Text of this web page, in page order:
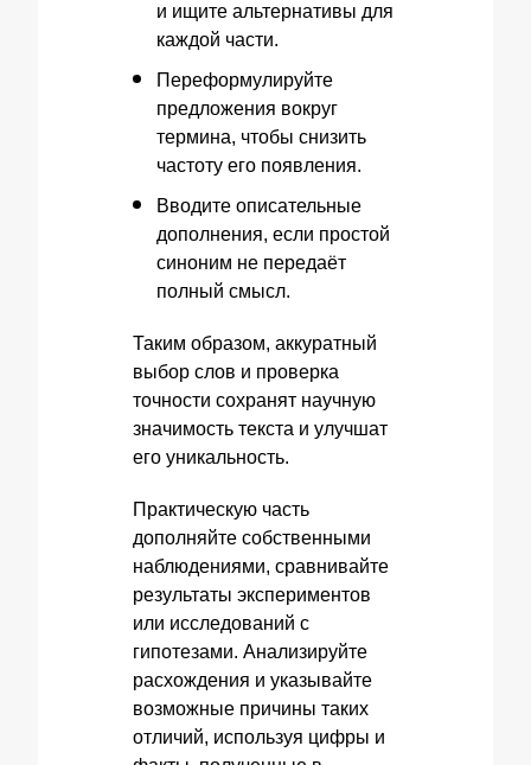
и ищите альтернативы для
каждой части.
Переформулируйте
предложения вокруг
термина, чтобы снизить
частоту его появления.
Вводите описательные
дополнения, если простой
синоним не передаёт
полный смысл.
Таким образом, аккуратный
выбор слов и проверка
точности сохранят научную
значимость текста и улучшат
его уникальность.
Практическую часть
дополняйте собственными
наблюдениями, сравнивайте
результаты экспериментов
или исследований с
гипотезами. Анализируйте
расхождения и указывайте
возможные причины таких
отличий, используя цифры и